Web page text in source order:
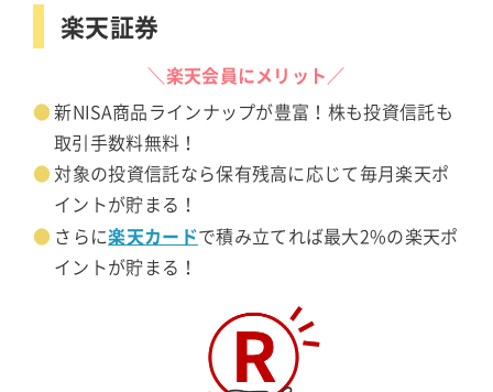
楽天証券
＼楽天会員にメリット／
新NISA商品ラインナップが豊富！株も投資信託も
取引手数料無料！
対象の投資信託なら保有残高に応じて毎月楽天ポ
イントが貯まる！
さらに楽天カードで積み立てれば最大2%の楽天ポ
イントが貯まる！